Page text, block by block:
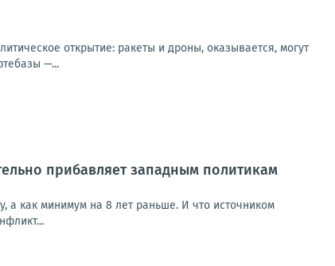
открытие: ракеты и дроны, оказывается, могут
—...
прибавляет западным политикам
а как минимум на 8 лет раньше. И что источником